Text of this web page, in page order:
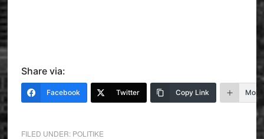
Share via:
Facebook Twitter Copy Link More
FILED UNDER: POLITIKE